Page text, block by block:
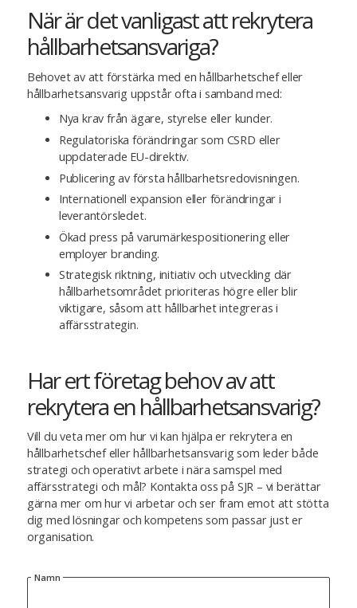
När är det vanligast att rekrytera
hållbarhetsansvariga?
Behovet av att förstärka med en hållbarhetschef eller
hållbarhetsansvarig uppstår ofta i samband med:
Nya krav från ägare, styrelse eller kunder.
Regulatoriska förändringar som CSRD eller
uppdaterade EU-direktiv.
Publicering av första hållbarhetsredovisningen.
Internationell expansion eller förändringar i
leverantörsledet.
Ökad press på varumärkespositionering eller
employer branding.
Strategisk riktning, initiativ och utveckling där
hållbarhetsområdet prioriteras högre eller blir
viktigare, såsom att hållbarhet integreras i
affärsstrategin.
Har ert företag behov av att
rekrytera en hållbarhetsansvarig?
Vill du veta mer om hur vi kan hjälpa er rekrytera en
hållbarhetschef eller hållbarhetsansvarig som leder både
strategi och operativt arbete i nära samspel med
affärsstrategi och mål? Kontakta oss på SJR – vi berättar
gärna mer om hur vi arbetar och ser fram emot att stötta
dig med lösningar och kompetens som passar just er
organisation.
Namn